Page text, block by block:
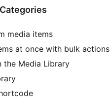
media items
at once with bulk actions
the Media Library